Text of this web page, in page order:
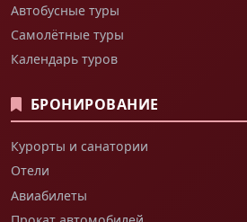
Автобусные туры
Самолётные туры
Календарь туров
БРОНИРОВАНИЕ
Курорты и санатории
Отели
Авиабилеты